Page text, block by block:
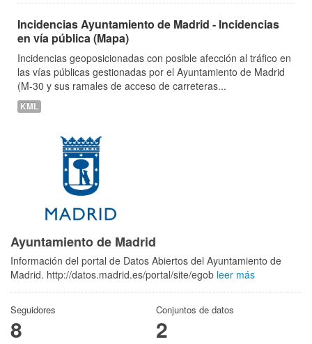
Incidencias Ayuntamiento de Madrid - Incidencias
en vía pública (Mapa)
Incidencias geoposicionadas con posible afección al tráfico en
las vías públicas gestionadas por el Ayuntamiento de Madrid
(M-30 y sus ramales de acceso de carreteras...
KML
Ayuntamiento de Madrid
Información del portal de Datos Abiertos del Ayuntamiento de
Madrid. http://datos.madrid.es/portal/site/egob leer más
Seguidores
8
Conjuntos de datos
2